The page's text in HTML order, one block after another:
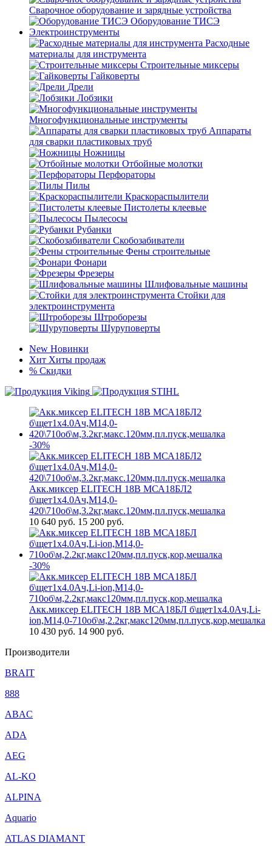
Сварочное оборудование и зарядные устройства
Оборудование ТИСЭ
Электроинструменты
Расходные
материалы для инструмента
Строительные миксеры
Гайковерты
Дрели
Лобзики
Многофункциональные инструменты
Аппараты
для сварки пластиковых труб
Ножницы
Отбойные молотки
Перфораторы
Пилы
Краскораспылители
Пистолеты клеевые
Пылесосы
Рубанки
Скобозабиватели
Фены строительные
Фонари
Фрезеры
Шлифовальные машины
Стойки для
электроинструмента
Штроборезы
Шуруповерты
New Новинки
Хит Хиты продаж
% Скидки
-30%
Акк.миксер ELITECH 18В МСА18БЛ2
б\щет1х4.0Ач,М14,0-
420\710об\м,3.2кг,макс.120мм,пл.пуск,мешалка
10 640 руб. 15 200 руб.
-30%
Акк.миксер ELITECH 18В МСА18БЛ б\щет1х4.0Ач,Li-
ion,М14,0-710об\м,2.2кг,макс120мм,пл.пуск,кор,мешалка
10 430 руб. 14 900 руб.
Производители
BRAIT
888
ABAC
ADA
AEG
AL-KO
ALPINA
Aquario
ATLAS DIAMANT